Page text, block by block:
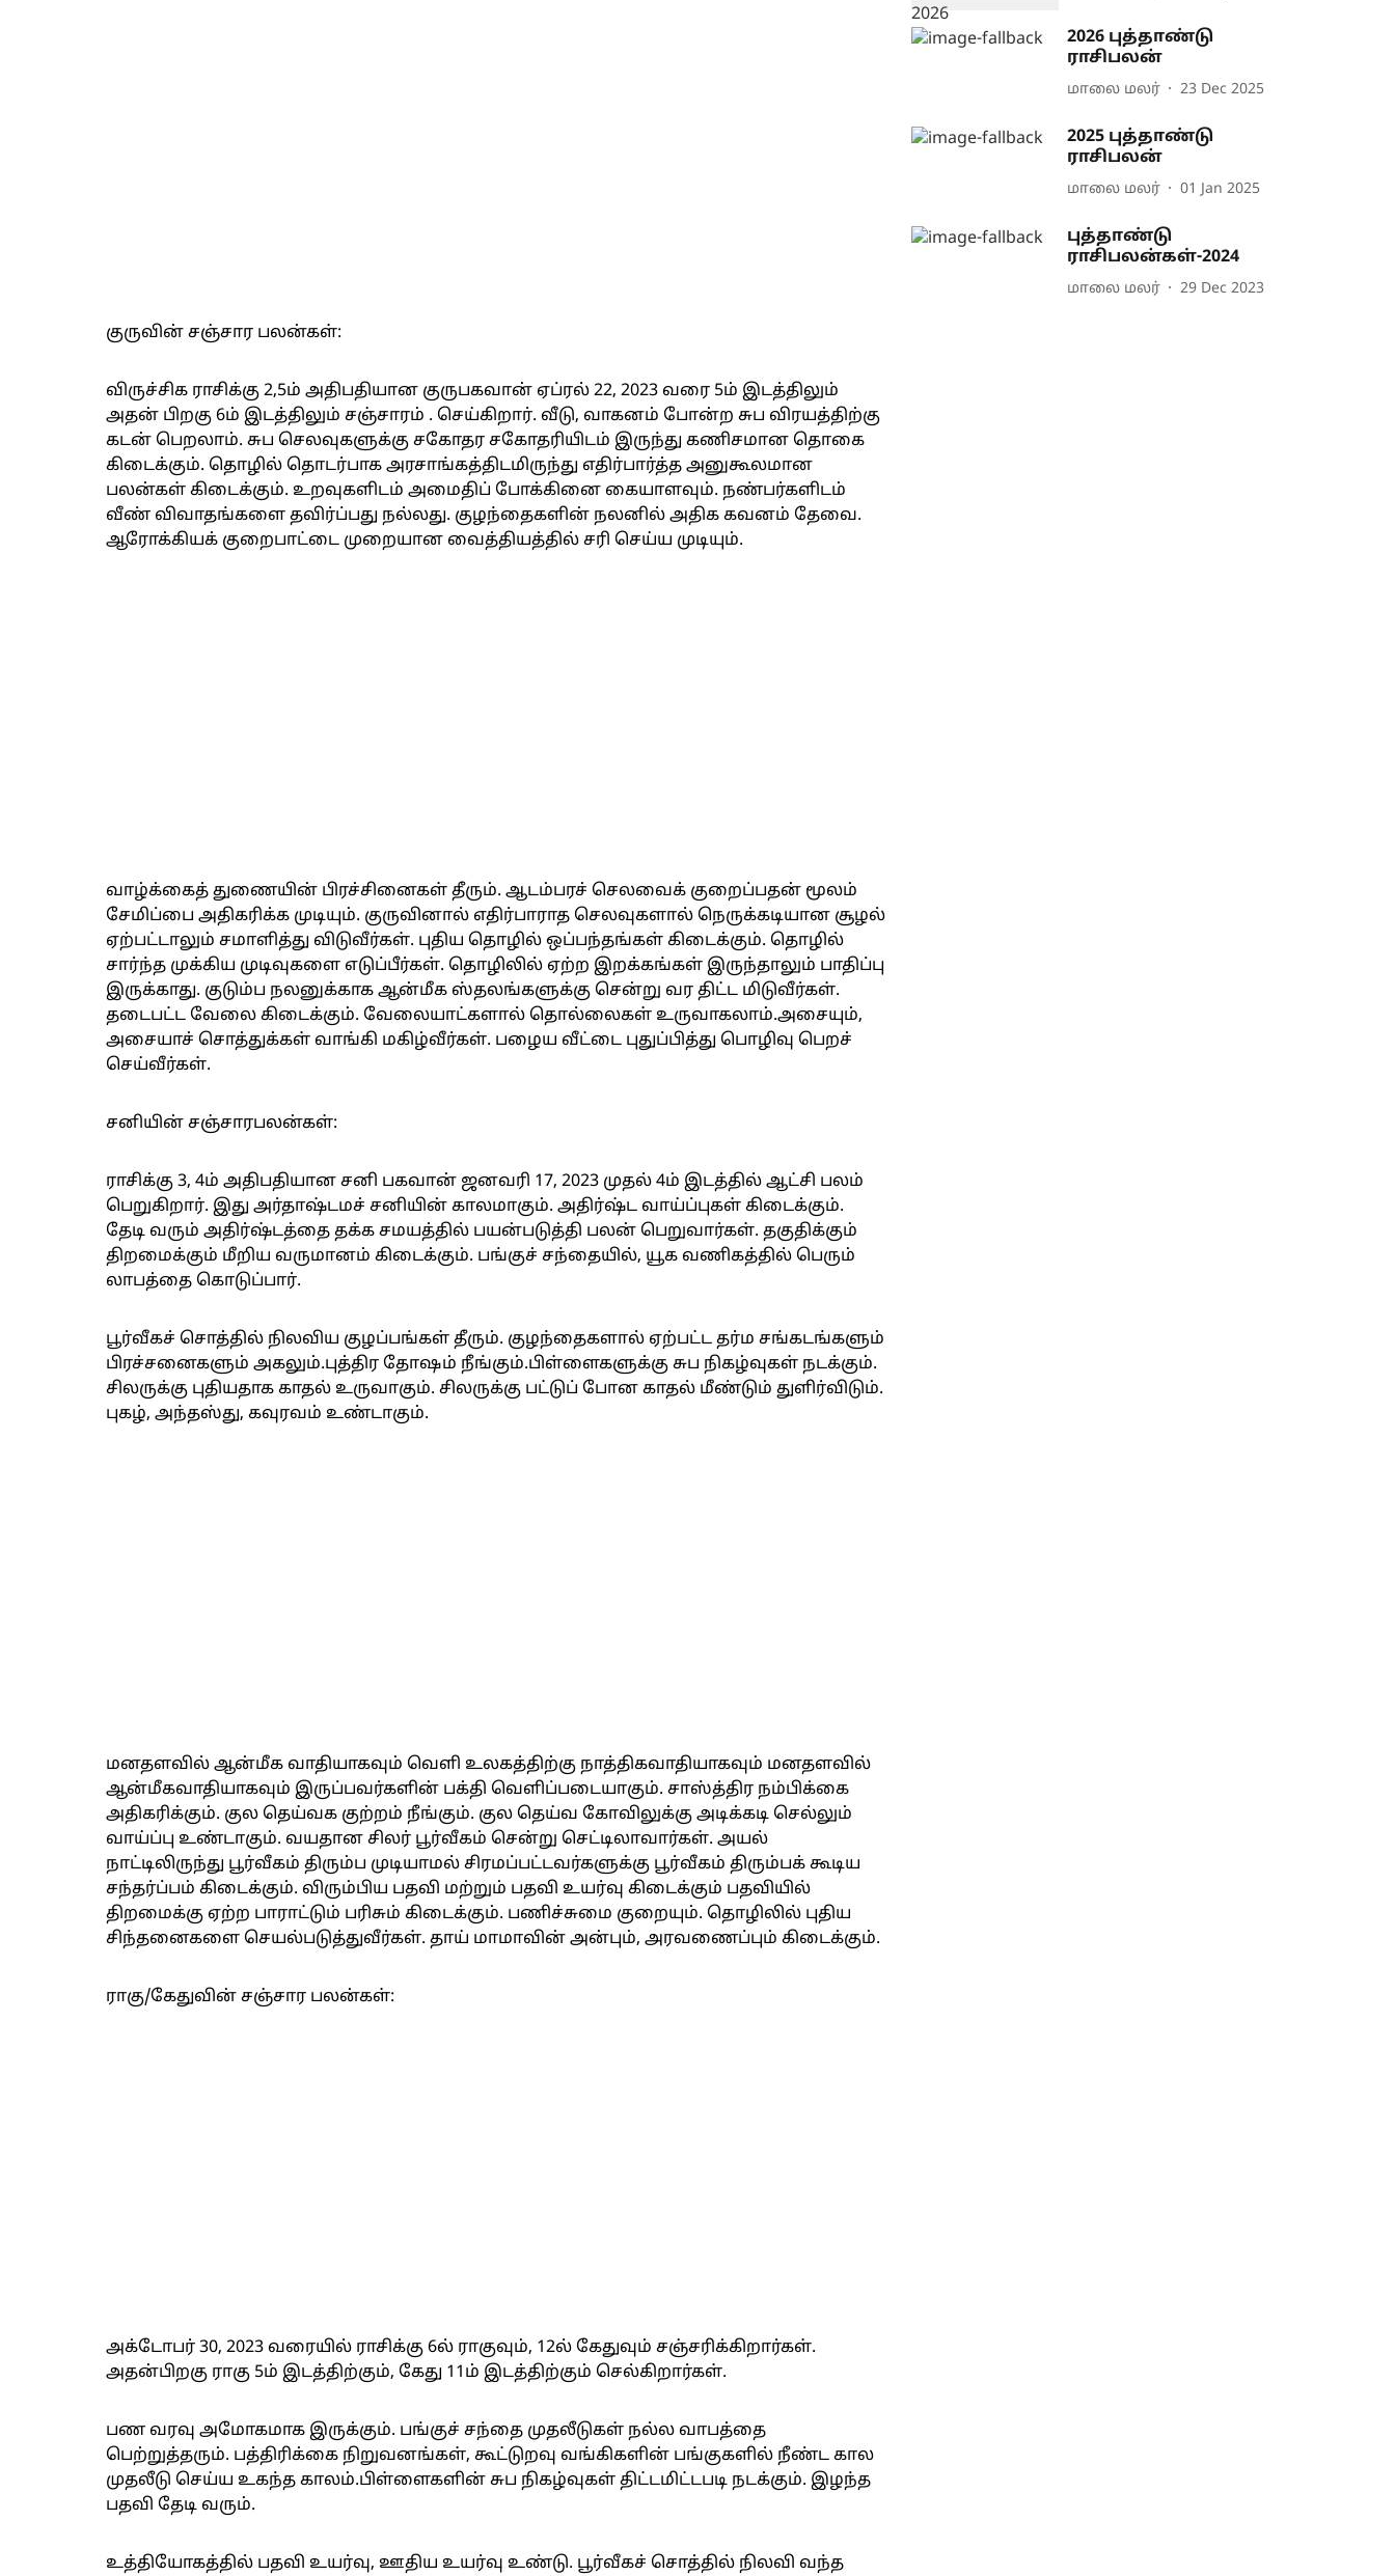
குருவின் சஞ்சார பலன்கள்:
விருச்சிக ராசிக்கு 2,5ம் அதிபதியான குருபகவான் ஏப்ரல் 22, 2023 வரை 5ம் இடத்திலும்
அதன் பிறகு 6ம் இடத்திலும் சஞ்சாரம் . செய்கிறார். வீடு, வாகனம் போன்ற சுப விரயத்திற்கு
கடன் பெறலாம். சுப செலவுகளுக்கு சகோதர சகோதரியிடம் இருந்து கணிசமான தொகை
கிடைக்கும். தொழில் தொடர்பாக அரசாங்கத்திடமிருந்து எதிர்பார்த்த அனுகூலமான
பலன்கள் கிடைக்கும். உறவுகளிடம் அமைதிப் போக்கினை கையாளவும். நண்பர்களிடம்
வீண் விவாதங்களை தவிர்ப்பது நல்லது. குழந்தைகளின் நலனில் அதிக கவனம் தேவை.
ஆரோக்கியக் குறைபாட்டை முறையான வைத்தியத்தில் சரி செய்ய முடியும்.
வாழ்க்கைத் துணையின் பிரச்சினைகள் தீரும். ஆடம்பரச் செலவைக் குறைப்பதன் மூலம்
சேமிப்பை அதிகரிக்க முடியும். குருவினால் எதிர்பாராத செலவுகளால் நெருக்கடியான சூழல்
ஏற்பட்டாலும் சமாளித்து விடுவீர்கள். புதிய தொழில் ஒப்பந்தங்கள் கிடைக்கும். தொழில்
சார்ந்த முக்கிய முடிவுகளை எடுப்பீர்கள். தொழிலில் ஏற்ற இறக்கங்கள் இருந்தாலும் பாதிப்பு
இருக்காது. குடும்ப நலனுக்காக ஆன்மீக ஸ்தலங்களுக்கு சென்று வர திட்ட மிடுவீர்கள்.
தடைபட்ட வேலை கிடைக்கும். வேலையாட்களால் தொல்லைகள் உருவாகலாம்.அசையும்,
அசையாச் சொத்துக்கள் வாங்கி மகிழ்வீர்கள். பழைய வீட்டை புதுப்பித்து பொழிவு பெறச்
செய்வீர்கள்.
சனியின் சஞ்சாரபலன்கள்:
ராசிக்கு 3, 4ம் அதிபதியான சனி பகவான் ஜனவரி 17, 2023 முதல் 4ம் இடத்தில் ஆட்சி பலம்
பெறுகிறார். இது அர்தாஷ்டமச் சனியின் காலமாகும். அதிர்ஷ்ட வாய்ப்புகள் கிடைக்கும்.
தேடி வரும் அதிர்ஷ்டத்தை தக்க சமயத்தில் பயன்படுத்தி பலன் பெறுவார்கள். தகுதிக்கும்
திறமைக்கும் மீறிய வருமானம் கிடைக்கும். பங்குச் சந்தையில், யூக வணிகத்தில் பெரும்
லாபத்தை கொடுப்பார்.
பூர்வீகச் சொத்தில் நிலவிய குழப்பங்கள் தீரும். குழந்தைகளால் ஏற்பட்ட தர்ம சங்கடங்களும்
பிரச்சனைகளும் அகலும்.புத்திர தோஷம் நீங்கும்.பிள்ளைகளுக்கு சுப நிகழ்வுகள் நடக்கும்.
சிலருக்கு புதியதாக காதல் உருவாகும். சிலருக்கு பட்டுப் போன காதல் மீண்டும் துளிர்விடும்.
புகழ், அந்தஸ்து, கவுரவம் உண்டாகும்.
மனதளவில் ஆன்மீக வாதியாகவும் வெளி உலகத்திற்கு நாத்திகவாதியாகவும் மனதளவில்
ஆன்மீகவாதியாகவும் இருப்பவர்களின் பக்தி வெளிப்படையாகும். சாஸ்த்திர நம்பிக்கை
அதிகரிக்கும். குல தெய்வக குற்றம் நீங்கும். குல தெய்வ கோவிலுக்கு அடிக்கடி செல்லும்
வாய்ப்பு உண்டாகும். வயதான சிலர் பூர்வீகம் சென்று செட்டிலாவார்கள். அயல்
நாட்டிலிருந்து பூர்வீகம் திரும்ப முடியாமல் சிரமப்பட்டவர்களுக்கு பூர்வீகம் திரும்பக் கூடிய
சந்தர்ப்பம் கிடைக்கும். விரும்பிய பதவி மற்றும் பதவி உயர்வு கிடைக்கும் பதவியில்
திறமைக்கு ஏற்ற பாராட்டும் பரிசும் கிடைக்கும். பணிச்சுமை குறையும். தொழிலில் புதிய
சிந்தனைகளை செயல்படுத்துவீர்கள். தாய் மாமாவின் அன்பும், அரவணைப்பும் கிடைக்கும்.
ராகு/கேதுவின் சஞ்சார பலன்கள்:
அக்டோபர் 30, 2023 வரையில் ராசிக்கு 6ல் ராகுவும், 12ல் கேதுவும் சஞ்சரிக்கிறார்கள்.
அதன்பிறகு ராகு 5ம் இடத்திற்கும், கேது 11ம் இடத்திற்கும் செல்கிறார்கள்.
பண வரவு அமோகமாக இருக்கும். பங்குச் சந்தை முதலீடுகள் நல்ல வாபத்தை
பெற்றுத்தரும். பத்திரிக்கை நிறுவனங்கள், கூட்டுறவு வங்கிகளின் பங்குகளில் நீண்ட கால
முதலீடு செய்ய உகந்த காலம்.பிள்ளைகளின் சுப நிகழ்வுகள் திட்டமிட்டபடி நடக்கும். இழந்த
பதவி தேடி வரும்.
உத்தியோகத்தில் பதவி உயர்வு, ஊதிய உயர்வு உண்டு. பூர்வீகச் சொத்தில் நிலவி வந்த
2026 புத்தாண்டு
ராசிபலன்
மாலை மலர் 23 Dec 2025
2025 புத்தாண்டு
ராசிபலன்
மாலை மலர் 01 Jan 2025
புத்தாண்டு
ராசிபலன்கள்-2024
மாலை மலர் 29 Dec 2023